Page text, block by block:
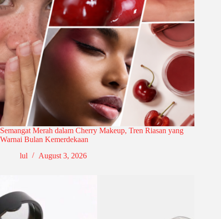
Semangat Merah dalam Cherry Makeup, Tren Riasan yang
Warnai Bulan Kemerdekaan
lul
August 3, 2026